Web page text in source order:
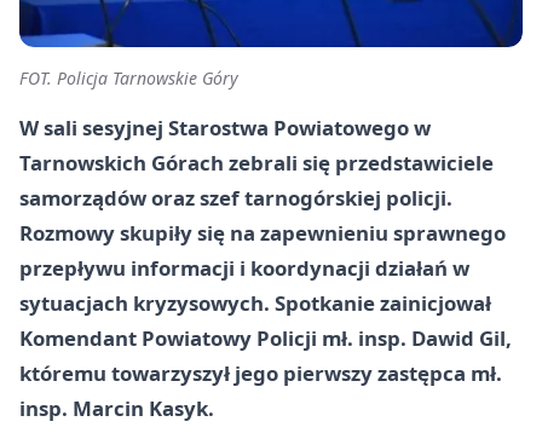
FOT. Policja Tarnowskie Góry
W sali sesyjnej Starostwa Powiatowego w
Tarnowskich Górach zebrali się przedstawiciele
samorządów oraz szef tarnogórskiej policji.
Rozmowy skupiły się na zapewnieniu sprawnego
przepływu informacji i koordynacji działań w
sytuacjach kryzysowych. Spotkanie zainicjował
Komendant Powiatowy Policji mł. insp. Dawid Gil,
któremu towarzyszył jego pierwszy zastępca mł.
insp. Marcin Kasyk.